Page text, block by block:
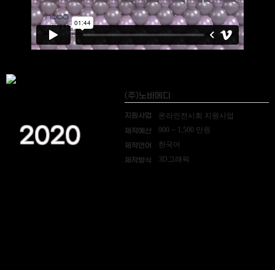
2020
(주)노바메디
지원사업 온라인전시회 지원사업
제작예산 900 ~ 1,500 만원
제작언어 한국어
제작방식 3D그래픽